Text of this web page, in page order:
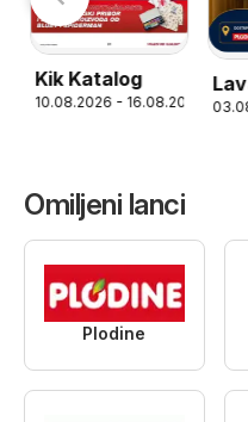
Kik Katalog
10.08.2026 - 16.08.2026
Omiljeni lanci
Plodine